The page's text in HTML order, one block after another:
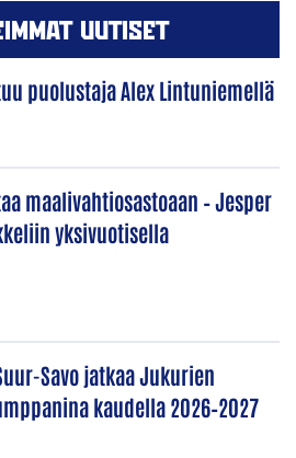
UUTISET
puolustaja Alex Lintuniemellä
maalivahtiosastoaan – Jesper
yksivuotisella
Savo jatkaa Jukurien
kaudella 2026–2027